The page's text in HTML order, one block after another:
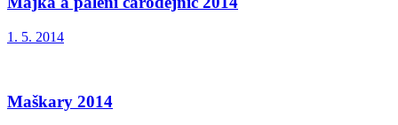
1. 5. 2014
Maškary 2014